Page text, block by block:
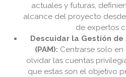
actuales y futuras,
alcance del proyecto
de expertos
Descuidar la Gestión
(PAM): Centrarse solo
olvidar las cuentas
que estas son el objetivo